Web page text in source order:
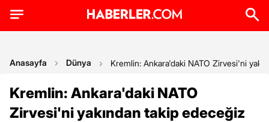
Anasayfa Dünya Kremlin: Ankara'daki NATO Zirvesi'ni
Kremlin: Ankara'daki NATO
Zirvesi'ni yakından takip edeceğiz